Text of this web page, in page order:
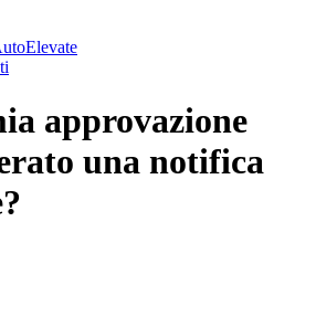
approvazione
una notifica